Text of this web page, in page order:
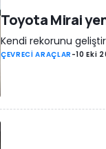
Toyota Mirai
Kendi rekorunu
ÇEVRECİ ARAÇLAR -10 Eki